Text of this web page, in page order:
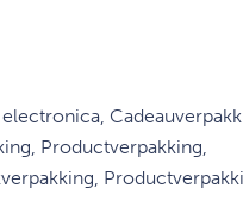
Productverpakking,